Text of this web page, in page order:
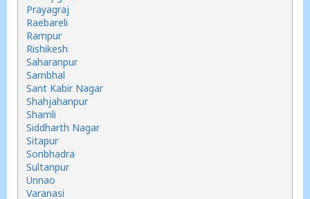
Prayagraj
Raebareli
Rampur
Rishikesh
Saharanpur
Sambhal
Sant Kabir Nagar
Shahjahanpur
Shamli
Siddharth Nagar
Sitapur
Sonbhadra
Sultanpur
Unnao
Varanasi